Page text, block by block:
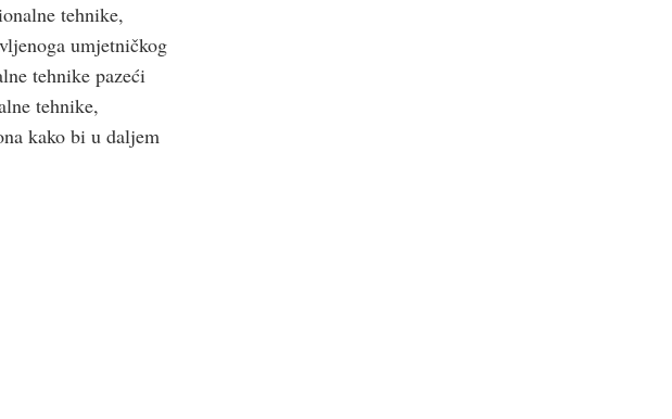
tehnike,
umjetničkog
tehnike pazeći
tehnike,
kako bi u daljem